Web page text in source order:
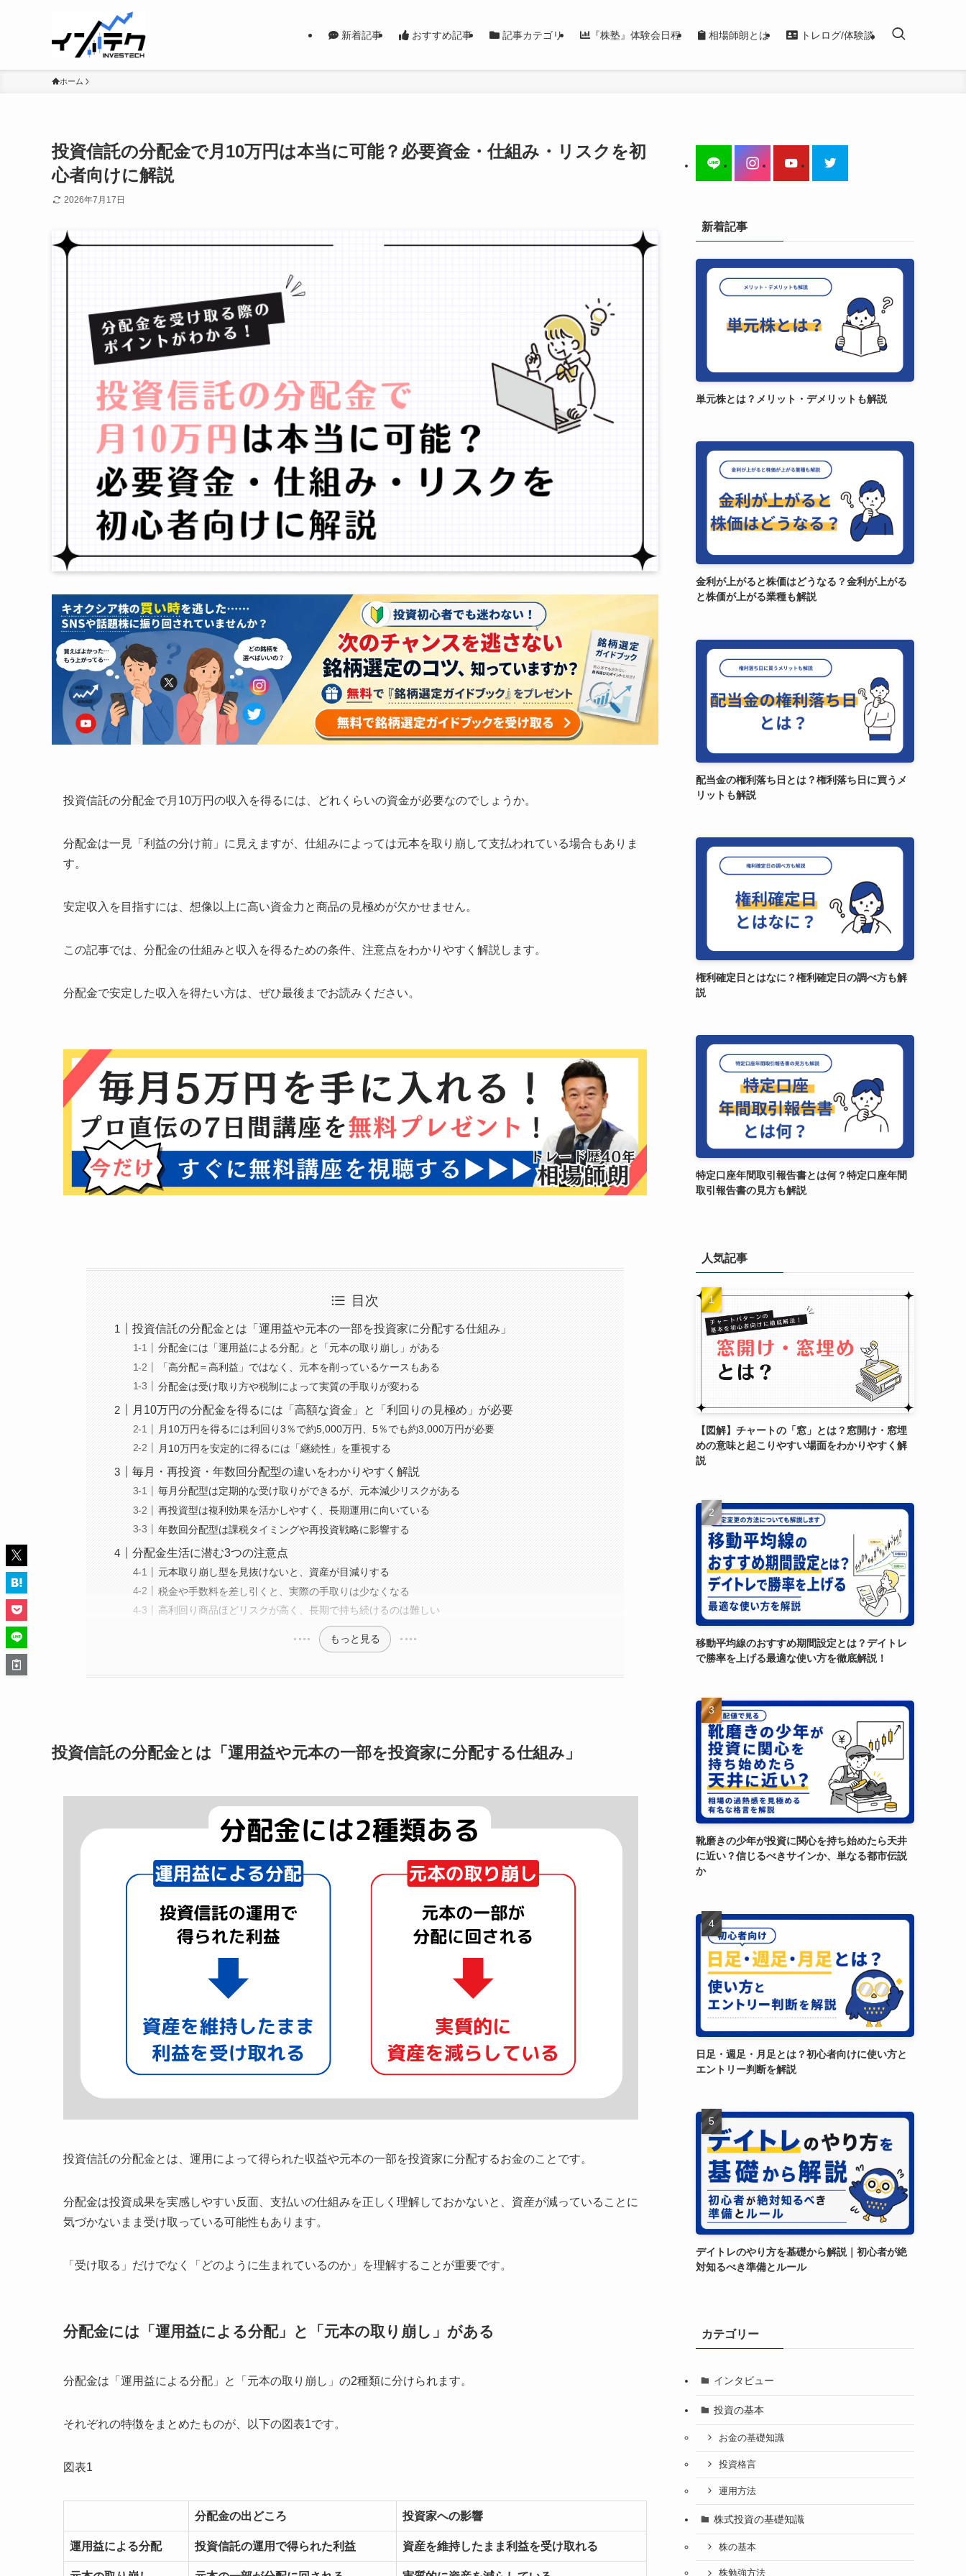
新着記事 おすすめ記事 記事カテゴリ 『株塾』体験会日程 相場師朗とは トレログ/体験談
ホーム
投資信託の分配金で月10万円は本当に可能？必要資金・仕組み・リスクを初
心者向けに解説
2026年7月17日
投資信託の分配金で月10万円の収入を得るには、どれくらいの資金が必要なのでしょうか。
分配金は一見「利益の分け前」に見えますが、仕組みによっては元本を取り崩して支払われている場合もありま
す。
安定収入を目指すには、想像以上に高い資金力と商品の見極めが欠かせません。
この記事では、分配金の仕組みと収入を得るための条件、注意点をわかりやすく解説します。
分配金で安定した収入を得たい方は、ぜひ最後までお読みください。
目次
投資信託の分配金とは「運用益や元本の一部を投資家に分配する仕組み」
分配金には「運用益による分配」と「元本の取り崩し」がある
「高分配＝高利益」ではなく、元本を削っているケースもある
分配金は受け取り方や税制によって実質の手取りが変わる
月10万円の分配金を得るには「高額な資金」と「利回りの見極め」が必要
月10万円を得るには利回り3％で約5,000万円、5％でも約3,000万円が必要
月10万円を安定的に得るには「継続性」を重視する
毎月・再投資・年数回分配型の違いをわかりやすく解説
毎月分配型は定期的な受け取りができるが、元本減少リスクがある
再投資型は複利効果を活かしやすく、長期運用に向いている
年数回分配型は課税タイミングや再投資戦略に影響する
分配金生活に潜む3つの注意点
元本取り崩し型を見抜けないと、資産が目減りする
税金や手数料を差し引くと、実際の手取りは少なくなる
高利回り商品ほどリスクが高く、長期で持ち続けるのは難しい
もっと見る
投資信託の分配金とは「運用益や元本の一部を投資家に分配する仕組み」
投資信託の分配金とは、運用によって得られた収益や元本の一部を投資家に分配するお金のことです。
分配金は投資成果を実感しやすい反面、支払いの仕組みを正しく理解しておかないと、資産が減っていることに
気づかないまま受け取っている可能性もあります。
「受け取る」だけでなく「どのように生まれているのか」を理解することが重要です。
分配金には「運用益による分配」と「元本の取り崩し」がある
分配金は「運用益による分配」と「元本の取り崩し」の2種類に分けられます。
それぞれの特徴をまとめたものが、以下の図表1です。
図表1
分配金の出どころ 投資家への影響
運用益による分配 投資信託の運用で得られた利益 資産を維持したまま利益を受け取れる
新着記事
単元株とは？メリット・デメリットも解説
金利が上がると株価はどうなる？金利が上がる
と株価が上がる業種も解説
配当金の権利落ち日とは？権利落ち日に買うメ
リットも解説
権利確定日とはなに？権利確定日の調べ方も解
説
特定口座年間取引報告書とは何？特定口座年間
取引報告書の見方も解説
人気記事
【図解】チャートの「窓」とは？窓開け・窓埋
めの意味と起こりやすい場面をわかりやすく解
説
移動平均線のおすすめ期間設定とは？デイトレ
で勝率を上げる最適な使い方を徹底解説！
靴磨きの少年が投資に関心を持ち始めたら天井
に近い？信じるべきサインか、単なる都市伝説
か
日足・週足・月足とは？初心者向けに使い方と
エントリー判断を解説
デイトレのやり方を基礎から解説｜初心者が絶
対知るべき準備とルール
カテゴリー
インタビュー
投資の基本
お金の基礎知識
投資格言
運用方法
株式投資の基礎知識
株の基本
株勉強方法